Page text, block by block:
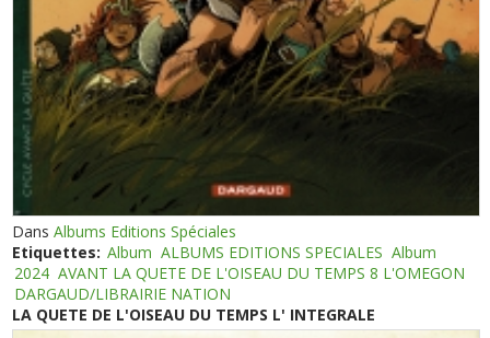
DansAlbums Editions Spéciales
Etiquettes: Album ALBUMS EDITIONS SPECIALES Album
2024 AVANT LA QUETE DE L'OISEAU DU TEMPS 8 L'OMEGON
DARGAUD/LIBRAIRIE NATION
LA QUETE DE L'OISEAU DU TEMPS L' INTEGRALE